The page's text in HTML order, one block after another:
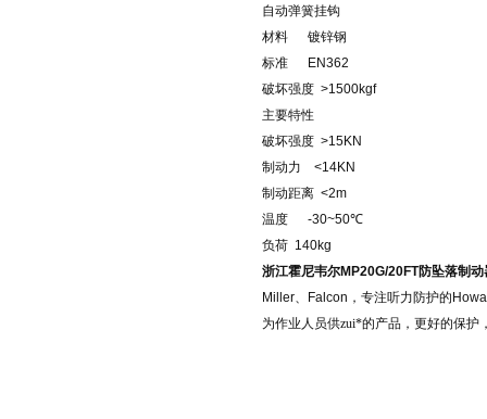
自动弹簧挂钩
材料
镀锌钢
标准 EN362
破坏强度 >1500kgf
主要特性
破坏强度 >15KN
制动力 <14KN
制动距离 <2m
温度 -30~50℃
负荷 140kg
浙江霍尼韦尔MP20G/20FT防坠落制动
Miller、 Falcon ，专注听力防护的
为作业人员供zui*的产品，更好的保